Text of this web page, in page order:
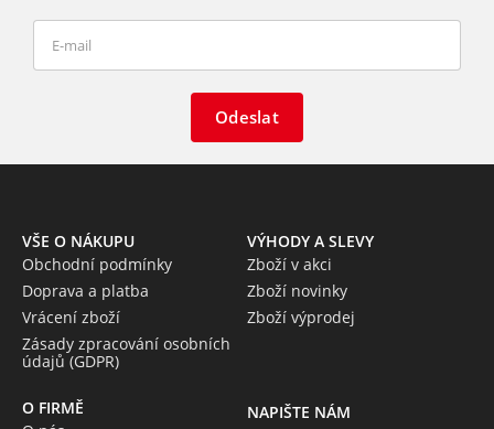
Odeslat
VŠE O NÁKUPU
Obchodní podmínky
Doprava a platba
Vrácení zboží
Zásady zpracování osobních
údajů (GDPR)
VÝHODY A SLEVY
Zboží v akci
Zboží novinky
Zboží výprodej
O FIRMĚ
NAPIŠTE NÁM